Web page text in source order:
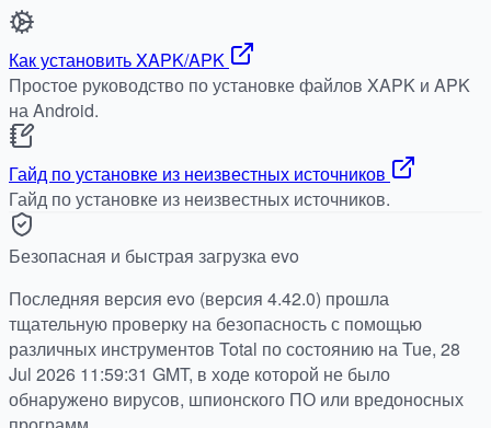
Как установить XAPK/APK
Простое руководство по установке файлов XAPK и APK
на Android.
Гайд по установке из неизвестных источников
Гайд по установке из неизвестных источников.
Безопасная и быстрая загрузка evo
Последняя версия evo (версия 4.42.0) прошла
тщательную проверку на безопасность с помощью
различных инструментов Total по состоянию на Tue, 28
Jul 2026 11:59:31 GMT, в ходе которой не было
обнаружено вирусов, шпионского ПО или вредоносных